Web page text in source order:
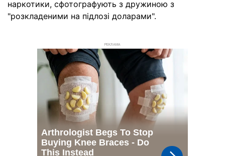
наркотики, сфотографують з дружиною з
"розкладеними на підлозі доларами".
РЕКЛАМА